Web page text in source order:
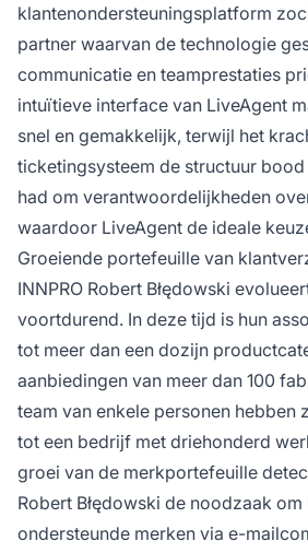
klantenondersteuningsplatform
partner waarvan de technologie
communicatie en teamprestaties
intuïtieve interface van LiveAgent
snel en gemakkelijk, terwijl het
ticketingsysteem de structuur bood
had om verantwoordelijkheden
waardoor LiveAgent de ideale
Groeiende portefeuille van
INNPRO Robert Błędowski
voortdurend. In deze tijd is hun
tot meer dan een dozijn
aanbiedingen van meer dan 100
team van enkele personen hebben
tot een bedrijf met driehonderd
groei van de merkportefeuille
Robert Błędowski de noodzaak om
ondersteunde merken via e-